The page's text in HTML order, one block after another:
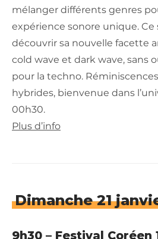
mélanger différents genres
expérience sonore unique. Ce
découvrir sa nouvelle facette
cold wave et dark wave, sans
pour la techno.
hybrides, bienvenue dans
00h30.
Plus d’info
Dimanche 21
9h30 – Festival Coréen